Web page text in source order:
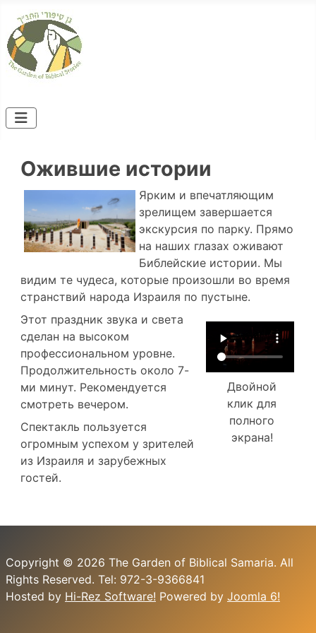
Ожившие истории
Ярким и впечатляющим
зрелищем завершается
экскурсия по парку. Прямо
на наших глазах оживают
Библейские истории. Мы
видим те чудеса, которые произошли во время
странствий народа Израиля по пустыне.
Двойной
клик для
полного
экрана!
Этот праздник звука и света
сделан на высоком
профессиональном уровне.
Продолжительность около 7-
ми минут. Рекомендуется
смотреть вечером.
Спектакль пользуется
огромным успехом у зрителей
из Израиля и зарубежных
гостей.
Copyright © 2026 The Garden of Biblical Samaria. All
Rights Reserved. Tel: 972-3-9366841
Hosted by Hi-Rez Software! Powered by Joomla 6!